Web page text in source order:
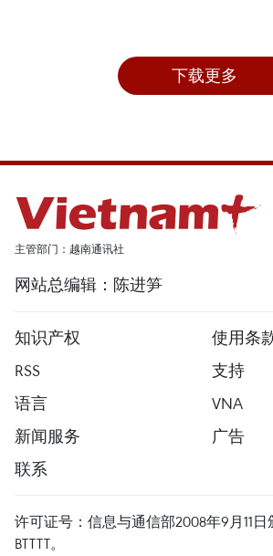
下载更多
主管部门：越南通讯社
网站总编辑：陈进笋
知识产权
使用条
RSS
支持
语言
VNA
新闻服务
广告
联系
许可证号：信息与通信部2008年9月11日
BTTTT。